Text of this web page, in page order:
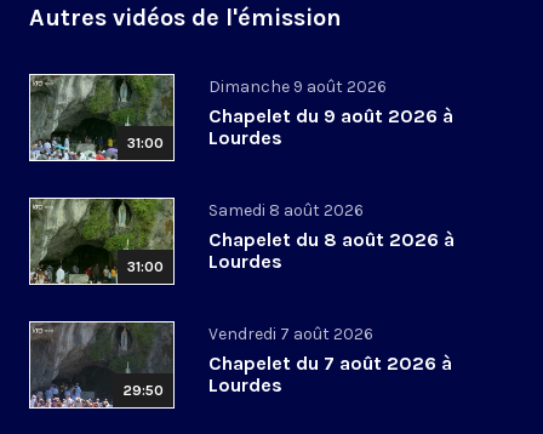
Autres vidéos de l'émission
31:00
Dimanche 9 août 2026
Chapelet du 9 août 2026 à
Lourdes
31:00
Samedi 8 août 2026
Chapelet du 8 août 2026 à
Lourdes
29:50
Vendredi 7 août 2026
Chapelet du 7 août 2026 à
Lourdes